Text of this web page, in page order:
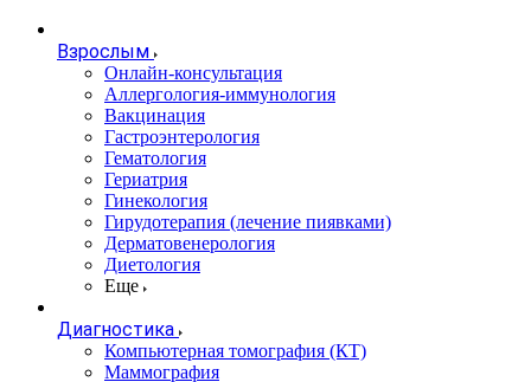
Взрослым
Онлайн-консультация
Аллергология-иммунология
Вакцинация
Гастроэнтерология
Гематология
Гериатрия
Гинекология
Гирудотерапия (лечение пиявками)
Дерматовенерология
Диетология
Еще
Диагностика
Компьютерная томография (КТ)
Маммография